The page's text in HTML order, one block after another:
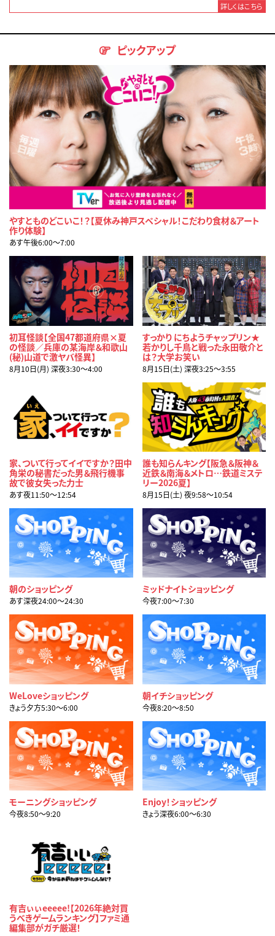
詳しくはこちら
ピックアップ
やすとものどこいこ！？【夏休み神戸スペシャル！こだわり食材＆アート
作り体験】
あす午後6:00〜7:00
初耳怪談【全国47都道府県×夏
の怪談／兵庫の某海岸＆和歌山
(秘)山道で激ヤバ怪異】
8月10日(月) 深夜3:30〜4:00
すっかり にちようチャップリン★
若かりし千鳥と戦った永田敬介と
は？大学お笑い
8月15日(土) 深夜3:25〜3:55
家、ついて行ってイイですか？田中
角栄の秘書だった男＆飛行機事
故で彼女失った力士
あす夜11:50〜12:54
誰も知らんキング【阪急＆阪神＆
近鉄＆南海＆メトロ…鉄道ミステ
リー2026夏】
8月15日(土) 夜9:58〜10:54
朝のショッピング
あす深夜24:00〜24:30
ミッドナイトショッピング
今夜7:00〜7:30
WeLoveショッピング
きょう夕方5:30〜6:00
朝イチショッピング
今夜8:20〜8:50
モーニングショッピング
今夜8:50〜9:20
Enjoy！ショッピング
きょう深夜6:00〜6:30
有吉ぃぃeeeee!【2026年絶対買
うべきゲームランキング】ファミ通
編集部がガチ厳選！